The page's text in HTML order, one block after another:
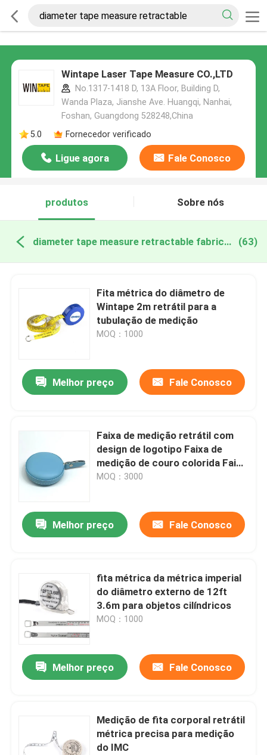
Wintape Laser Tape Measure CO.,LTD
No.1317-1418 D, 13A Floor, Building D,
Wanda Plaza, Jianshe Ave. Huangqi, Nanhai,
Foshan, Guangdong 528248,China
5.0
Fornecedor verificado
Ligue agora Fale Conosco
produtos Sobre nós
diameter tape measure retractable fabricação online (63)
Fita métrica do diâmetro de
Wintape 2m retrátil para a
tubulação de medição
MOQ：1000
Melhor preço Fale Conosco
Faixa de medição retrátil com
design de logotipo Faixa de
medição de couro colorida Faixa
de medição de corpo médico
MOQ：3000
Melhor preço Fale Conosco
fita métrica da métrica imperial
do diâmetro externo de 12ft
3.6m para objetos cilíndricos
MOQ：1000
Melhor preço Fale Conosco
Medição de fita corporal retrátil
métrica precisa para medição
do IMC